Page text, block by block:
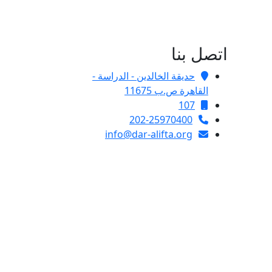
اتصل بنا
حديقة الخالدين - الدراسة -
القاهرة ص.ب 11675
107
202-25970400
info@dar-alifta.org